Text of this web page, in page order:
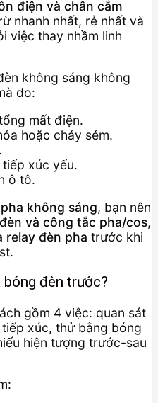
điện và chân cắm
nhanh nhất, rẻ nhất và
việc thay nhầm linh
không sáng không
do:
mất điện.
hoặc cháy sém.
xúc yếu.
ô tô.
không sáng, bạn nên
và công tắc pha/cos,
relay đèn pha trước khi
đèn trước?
gồm 4 việc: quan sát
xúc, thử bằng bóng
hiện tượng trước-sau